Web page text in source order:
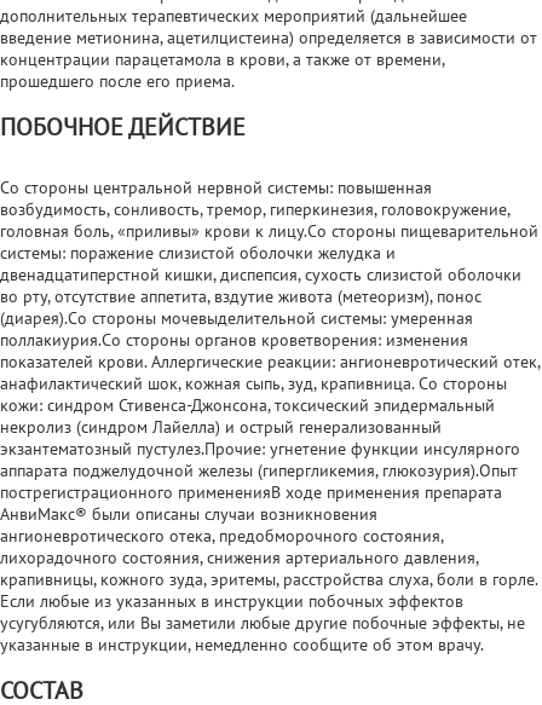
дополнительных терапевтических мероприятий (дальнейшее
введение метионина, ацетилцистеина) определяется в зависимости от
концентрации парацетамола в крови, а также от времени,
прошедшего после его приема.
ПОБОЧНОЕ ДЕЙСТВИЕ
Со стороны центральной нервной системы: повышенная
возбудимость, сонливость, тремор, гиперкинезия, головокружение,
головная боль, «приливы» крови к лицу.Со стороны пищеварительной
системы: поражение слизистой оболочки желудка и
двенадцатиперстной кишки, диспепсия, сухость слизистой оболочки
во рту, отсутствие аппетита, вздутие живота (метеоризм), понос
(диарея).Со стороны мочевыделительной системы: умеренная
поллакиурия.Со стороны органов кроветворения: изменения
показателей крови. Аллергические реакции: ангионевротический отек,
анафилактический шок, кожная сыпь, зуд, крапивница. Со стороны
кожи: синдром Стивенса-Джонсона, токсический эпидермальный
некролиз (синдром Лайелла) и острый генерализованный
экзантематозный пустулез.Прочие: угнетение функции инсулярного
аппарата поджелудочной железы (гипергликемия, глюкозурия).Опыт
пострегистрационного примененияВ ходе применения препарата
АнвиМакс® были описаны случаи возникновения
ангионевротического отека, предобморочного состояния,
лихорадочного состояния, снижения артериального давления,
крапивницы, кожного зуда, эритемы, расстройства слуха, боли в горле.
Если любые из указанных в инструкции побочных эффектов
усугубляются, или Вы заметили любые другие побочные эффекты, не
указанные в инструкции, немедленно сообщите об этом врачу.
СОСТАВ